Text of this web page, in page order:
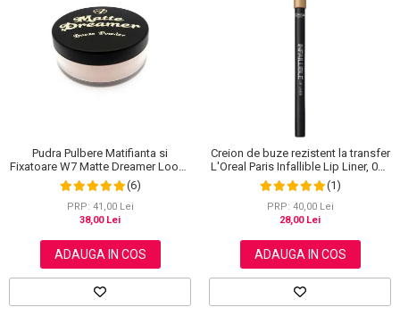
Pudra Pulbere Matifianta si
Fixatoare W7 Matte Dreamer Loose
Powder - Classy Cameo, 20g
(6)
PRP: 41,00 Lei
38,00 Lei
ADAUGA IN COS
Creion de buze rezistent la transfer
L'Oreal Paris Infallible Lip Liner, 001
Highlight On Point
(1)
PRP: 40,00 Lei
28,00 Lei
ADAUGA IN COS